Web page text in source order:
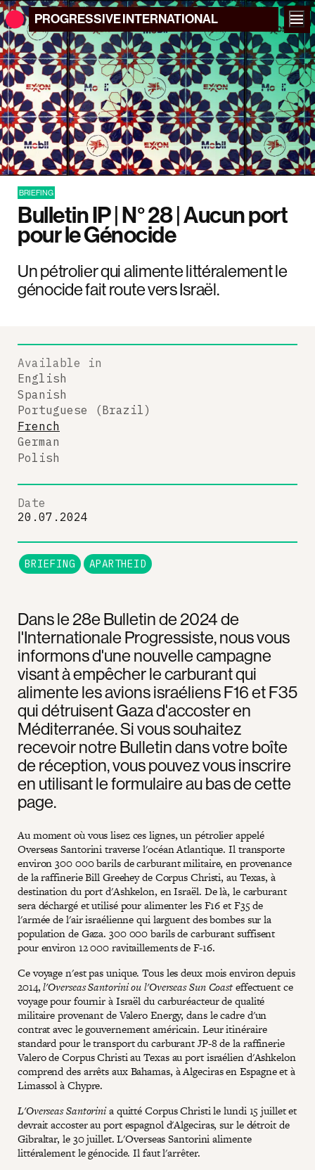
PROGRESSIVEINTERNATIONAL
BRIEFING
Bulletin IP | N° 28 | Aucun port
pour le Génocide
Un pétrolier qui alimente littéralement le
génocide fait route vers Israël.
Dans le 28e Bulletin de 2024 de
l'Internationale Progressiste, nous vous
informons d'une nouvelle campagne
visant à empêcher le carburant qui
alimente les avions israéliens F16 et F35
qui détruisent Gaza d'accoster en
Méditerranée. Si vous souhaitez
recevoir notre Bulletin dans votre boîte
de réception, vous pouvez vous inscrire
en utilisant le formulaire au bas de cette
page.
Au moment où vous lisez ces lignes, un pétrolier appelé
Overseas Santorini traverse l'océan Atlantique. Il transporte
environ 300 000 barils de carburant militaire, en provenance
de la raffinerie Bill Greehey de Corpus Christi, au Texas, à
destination du port d'Ashkelon, en Israël. De là, le carburant
sera déchargé et utilisé pour alimenter les F16 et F35 de
l'armée de l'air israélienne qui larguent des bombes sur la
population de Gaza. 300 000 barils de carburant suffisent
pour environ 12 000 ravitaillements de F-16.
Ce voyage n'est pas unique. Tous les deux mois environ depuis
2014,l'Overseas Santorini ou l'Overseas Sun Coasteffectuent ce
voyage pour fournir à Israël du carburéacteur de qualité
militaire provenant de Valero Energy, dans le cadre d'un
contrat avec le gouvernement américain. Leur itinéraire
standard pour le transport du carburant JP-8 de la raffinerie
Valero de Corpus Christi au Texas au port israélien d'Ashkelon
comprend des arrêts aux Bahamas, à Algeciras en Espagne et à
Limassol à Chypre.
L'Overseas Santorinia quitté Corpus Christi le lundi 15 juillet et
devrait accoster au port espagnol d'Algeciras, sur le détroit de
Gibraltar, le 30 juillet. L'Overseas Santorini alimente
littéralement le génocide. Il faut l'arrêter.
Available in
English
Spanish
Portuguese (Brazil)
French
German
Polish
Date
20.07.2024
BRIEFING APARTHEID